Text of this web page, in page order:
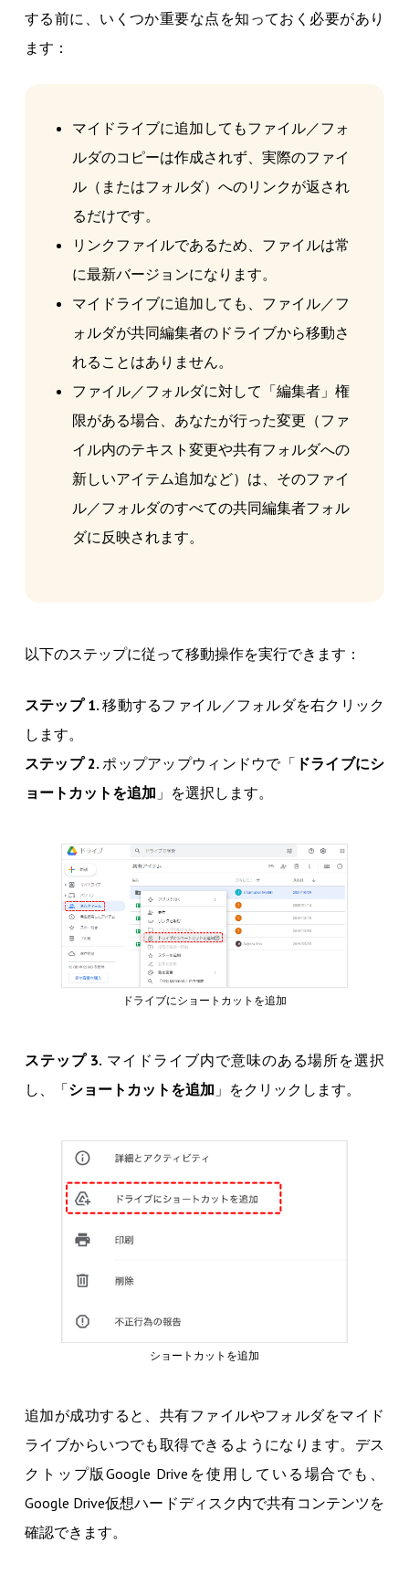
する前に、いくつか重要な点を知っておく必要があり
ます：
マイドライブに追加してもファイル／フォ
ルダのコピーは作成されず、実際のファイ
ル（またはフォルダ）へのリンクが返され
るだけです。
リンクファイルであるため、ファイルは常
に最新バージョンになります。
マイドライブに追加しても、ファイル／フ
ォルダが共同編集者のドライブから移動さ
れることはありません。
ファイル／フォルダに対して「編集者」権
限がある場合、あなたが行った変更（ファ
イル内のテキスト変更や共有フォルダへの
新しいアイテム追加など）は、そのファイ
ル／フォルダのすべての共同編集者フォル
ダに反映されます。
以下のステップに従って移動操作を実行できます：
ステップ 1.移動するファイル／フォルダを右クリック
します。
ステップ 2.ポップアップウィンドウで「 ドライブにシ
ョートカットを追加 」を選択します。
ドライブにショートカットを追加
ステップ 3. マイドライブ内で意味のある場所を選択
し、「ショートカットを追加 」をクリックします。
ショートカットを追加
追加が成功すると、共有ファイルやフォルダをマイド
ライブからいつでも取得できるようになります。デス
クトップ版Google Driveを使用している場合でも、
Google Drive仮想ハードディスク内で共有コンテンツを
確認できます。